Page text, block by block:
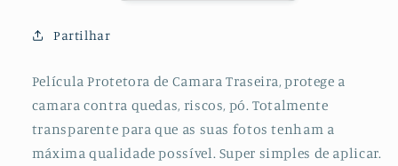
Oppo
Pro+
5G
Pro+
5G
Partilhar
Película Protetora de Camara Traseira, protege a
camara contra quedas, riscos, pó. Totalmente
transparente para que as suas fotos tenham a
máxima qualidade possível. Super simples de aplicar.